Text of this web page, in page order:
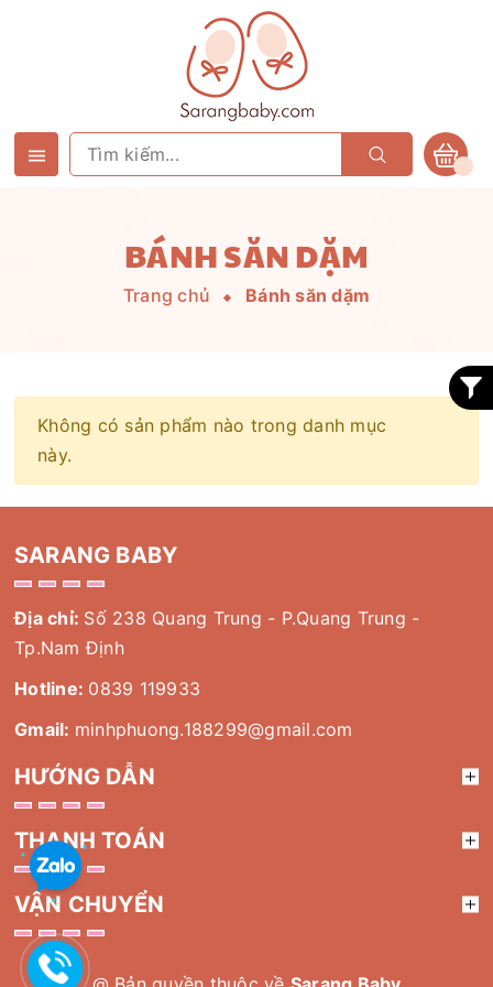
BÁNH SĂN DẶM
Trang chủ Bánh săn dặm
Không có sản phẩm nào trong danh mục
này.
SARANG BABY
Địa chỉ: Số 238 Quang Trung - P.Quang Trung -
Tp.Nam Định
Hotline: 0839 119933
Gmail: minhphuong.188299@gmail.com
HƯỚNG DẪN
THANH TOÁN
VẬN CHUYỂN